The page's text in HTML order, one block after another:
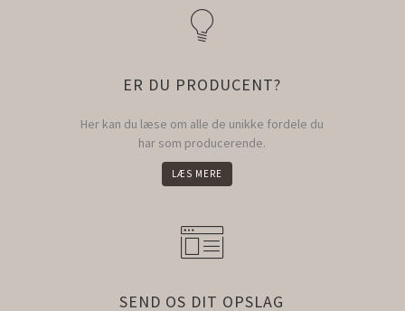
ER DU PRODUCENT?
Her kan du læse om alle de unikke fordele du
har som producerende.
LÆS MERE
SEND OS DIT OPSLAG